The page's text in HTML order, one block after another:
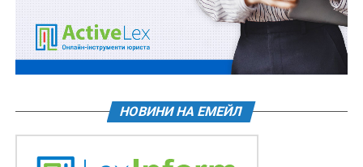
Грошова компенсація замість пільг з оплати
проїзду
НЕ ПРОПУСТІТЬ
В Україні створять національну біржу капіталу
НОВИНИ НА ЕМЕЙЛ